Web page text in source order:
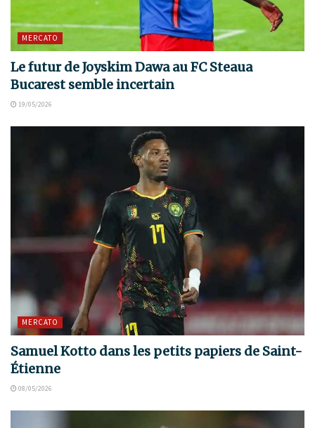
MERCATO
Le futur de Joyskim Dawa au FC Steaua
Bucarest semble incertain
19/05/2026
MERCATO
Samuel Kotto dans les petits papiers de Saint-
Étienne
08/05/2026